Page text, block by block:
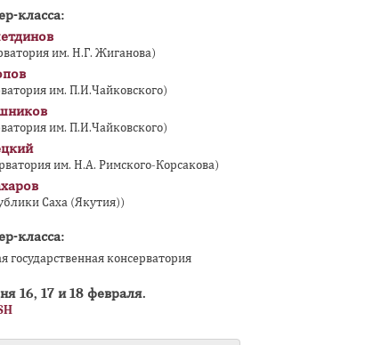
класса:
им. Н.Г. Жиганова)
им. П.И.Чайковского)
им. П.И.Чайковского)
им. Н.А. Римского-Корсакова)
Саха (Якутия))
класса:
государственная консерватория
16, 17 и 18 февраля.